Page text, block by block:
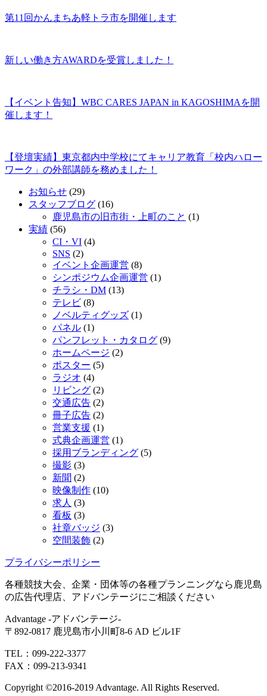
第11回かんまちあ軽トラ市を開催します
新しい働き方AWARDを受賞しました！
【イベント告知】WBC CARES JAPAN in KAGOSHIMAを開
催します！
【登壇実績】東京都内中学校にてキャリア教育「校内ハロー
ワーク」の外部講師を務めました！
お知らせ (29)
スタッフブログ (16)
鹿児島市の旧市街・上町のこと (1)
実績 (56)
CI・VI (4)
SNS (2)
イベント企画運営 (8)
シンポジウム企画運営 (1)
チラシ・DM (13)
テレビ (8)
ノベルティグッズ (1)
パネル (1)
パンフレット・カタログ (9)
ホームページ (2)
ポスター (5)
ラジオ (4)
リビング (2)
交通広告 (2)
冊子広告 (2)
営業支援 (1)
式典企画運営 (1)
採用ブランディング (5)
撮影 (3)
新聞 (2)
映像制作 (10)
求人 (3)
看板 (3)
社章バッジ (3)
空間装飾 (2)
プライバシーポリシー
各種競技大会、企業・団体等の各種プランニングなら鹿児島
の広告代理店、アドバンテージにご相談ください
Advantage -アドバンテージ-
〒892-0817 鹿児島市小川町8-6 AD ビル1F
TEL：099-222-3377
FAX：099-213-9341
Copyright ©2016-2019 Advantage. All Rights Reserved.